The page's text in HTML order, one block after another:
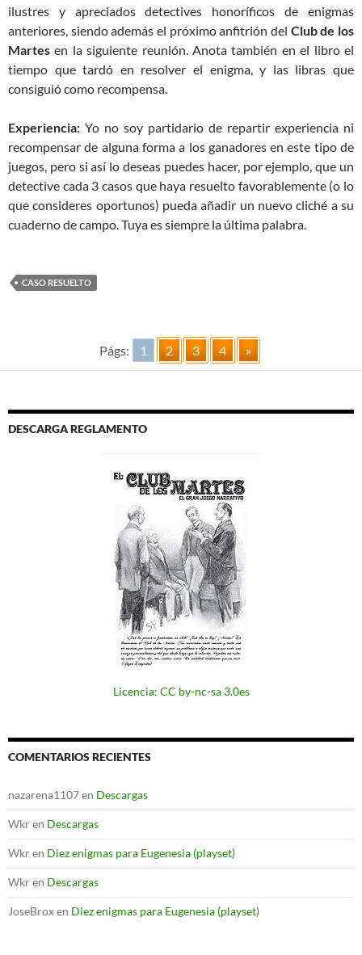
ilustres y apreciados detectives honoríficos de enigmas
anteriores, siendo además el próximo anfitrión del Club de los
Martesen la siguiente reunión. Anota también en el libro el
tiempo que tardó en resolver el enigma, y las libras que
consiguió como recompensa.
Experiencia: Yo no soy partidario de repartir experiencia ni
recompensar de alguna forma a los ganadores en este tipo de
juegos, pero si así lo deseas puedes hacer, por ejemplo, que un
detective cada 3 casos que haya resuelto favorablemente (o lo
que consideres oportunos) pueda añadir un nuevo cliché a su
cuaderno de campo. Tuya es siempre la última palabra.
CASO RESUELTO
Págs: 1 2 3 4 »
DESCARGA REGLAMENTO
Licencia: CC by-nc-sa 3.0es
COMENTARIOS RECIENTES
nazarena1107en Descargas
Wkren Descargas
Wkren Diez enigmas para Eugenesia (playset)
Wkren Descargas
JoseBroxen Diez enigmas para Eugenesia (playset)